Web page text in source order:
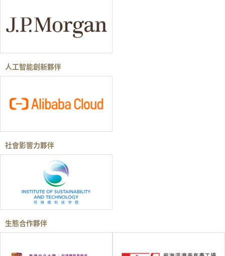
人工智能創新夥伴
社會影響力夥伴
生態合作夥伴